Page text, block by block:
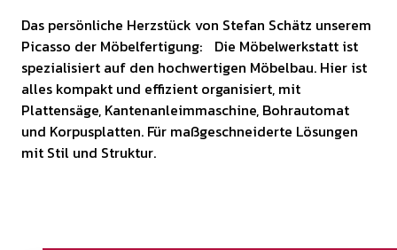
Das persönliche Herzstück von Stefan Schätz unserem
Picasso der Möbelfertigung: Die Möbelwerkstatt ist
spezialisiert auf den hochwertigen Möbelbau. Hier ist
alles kompakt und effizient organisiert, mit
Plattensäge, Kantenanleimmaschine, Bohrautomat
und Korpusplatten. Für maßgeschneiderte Lösungen
mit Stil und Struktur.